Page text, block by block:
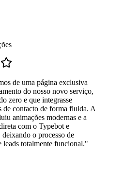
de uma página exclusiva
do nosso novo serviço,
zero e que integrasse
de contacto de forma fluida. A
animações modernas e a
com o Typebot e
o processo de
leads totalmente funcional."